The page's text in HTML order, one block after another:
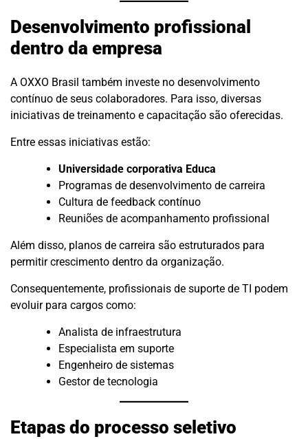
Desenvolvimento profissional
dentro da empresa
A OXXO Brasil também investe no desenvolvimento
contínuo de seus colaboradores. Para isso, diversas
iniciativas de treinamento e capacitação são oferecidas.
Entre essas iniciativas estão:
Universidade corporativa Educa
Programas de desenvolvimento de carreira
Cultura de feedback contínuo
Reuniões de acompanhamento profissional
Além disso, planos de carreira são estruturados para
permitir crescimento dentro da organização.
Consequentemente, profissionais de suporte de TI podem
evoluir para cargos como:
Analista de infraestrutura
Especialista em suporte
Engenheiro de sistemas
Gestor de tecnologia
Etapas do processo seletivo